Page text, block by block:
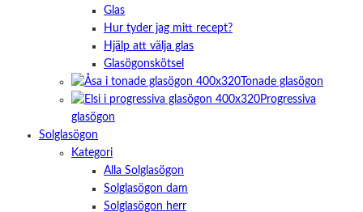
Glas
Hur tyder jag mitt recept?
Hjälp att välja glas
Glasögonskötsel
Tonade glasögon
Progressiva
glasögon
Solglasögon
Kategori
Alla Solglasögon
Solglasögon dam
Solglasögon herr